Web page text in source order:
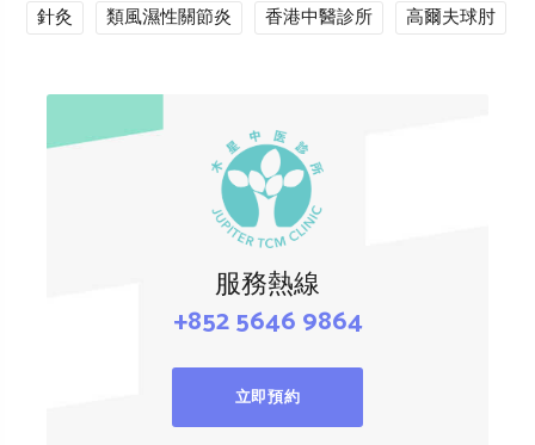
針灸
類風濕性關節炎 香港中醫診所 高爾夫球肘
服務熱線
+852 5646 9864
立即預約